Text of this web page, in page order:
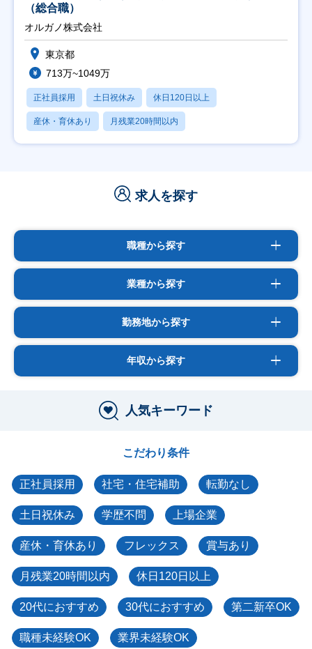
（総合職）
オルガノ株式会社
東京都
713万~1049万
正社員採用 土日祝休み 休日120日以上
産休・育休あり 月残業20時間以内
求人を探す
職種から探す
業種から探す
勤務地から探す
年収から探す
人気キーワード
こだわり条件
正社員採用 社宅・住宅補助 転勤なし
土日祝休み 学歴不問 上場企業
産休・育休あり フレックス 賞与あり
月残業20時間以内 休日120日以上
20代におすすめ 30代におすすめ 第二新卒OK
職種未経験OK 業界未経験OK